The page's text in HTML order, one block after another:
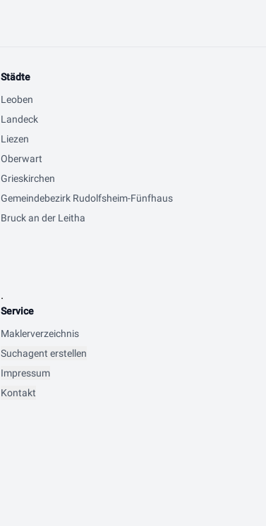
Städte
Leoben
Landeck
Liezen
Oberwart
Grieskirchen
Gemeindebezirk Rudolfsheim-Fünfhaus
Bruck an der Leitha
.
Service
Maklerverzeichnis
Suchagent erstellen
Impressum
Kontakt